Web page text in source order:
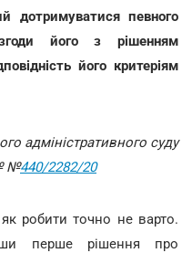
дотримуватися певного
його з рішенням
його критеріям
адміністративного суду
№440/2282/20
робити точно не варто.
перше рішення про